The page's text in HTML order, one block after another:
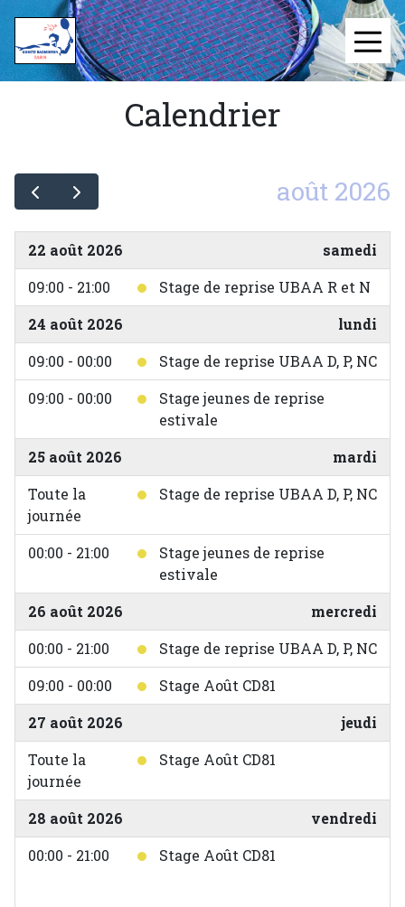
contenu
principal
≡
Calendrier
août 2026
22 août 2026
samedi
09:00 - 21:00
Stage de reprise UBAA R et N
24 août 2026
lundi
09:00 - 00:00
Stage de reprise UBAA D, P, NC
09:00 - 00:00
Stage jeunes de reprise
estivale
25 août 2026
mardi
Toute la
journée
Stage de reprise UBAA D, P, NC
00:00 - 21:00
Stage jeunes de reprise
estivale
26 août 2026
mercredi
00:00 - 21:00
Stage de reprise UBAA D, P, NC
09:00 - 00:00
Stage Août CD81
27 août 2026
jeudi
Toute la
journée
Stage Août CD81
28 août 2026
vendredi
00:00 - 21:00
Stage Août CD81